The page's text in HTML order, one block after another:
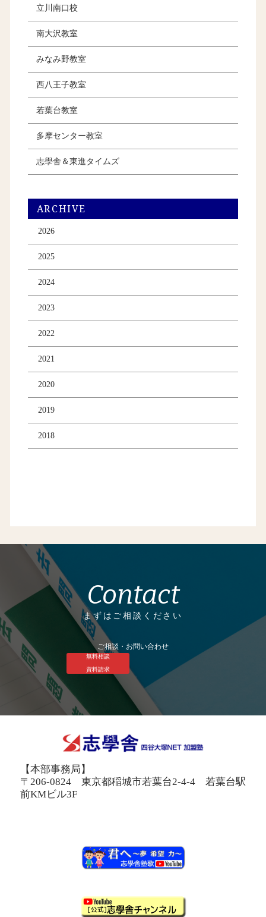
立川南口校
南大沢教室
みなみ野教室
西八王子教室
若葉台教室
多摩センター教室
志學舎＆東進タイムズ
ARCHIVE
2026
2025
2024
2023
2022
2021
2020
2019
2018
Contact
まずはご相談ください
ご相談・お問い合わせ
無料相談
資料請求
【本部事務局】
〒206-0824 東京都稲城市若葉台2-4-4 若葉台駅
前KMビル3F